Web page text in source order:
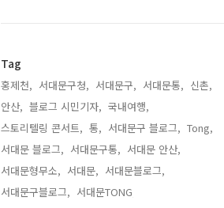
Tag
홍제천, 서대문구청, 서대문구, 서대문통, 신촌,
안산, 블로그 시민기자, 국내여행,
스토리텔링 콘서트, 통, 서대문구 블로그, Tong,
서대문 블로그, 서대문구통, 서대문 안산,
서대문형무소, 서대문, 서대문블로그,
서대문구블로그, 서대문TONG,